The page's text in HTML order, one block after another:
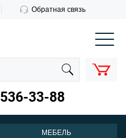
Обратная связь
КОРЗИНА
536-33-88
МЕБЕЛЬ